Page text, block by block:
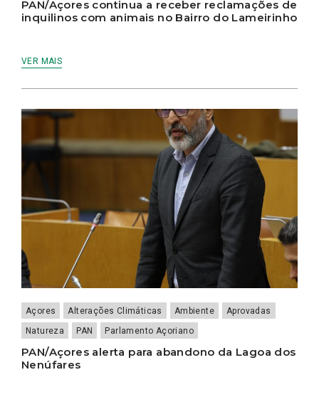
PAN/Açores continua a receber reclamações de
inquilinos com animais no Bairro do Lameirinho
VER MAIS
Açores Alterações Climáticas Ambiente
Aprovadas
Natureza
PAN Parlamento Açoriano
PAN/Açores alerta para abandono da Lagoa dos
Nenúfares